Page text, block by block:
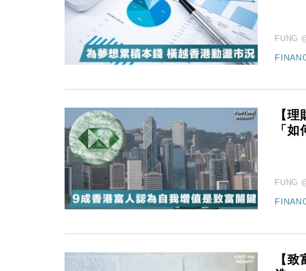
FUNG
【
「
FUNG
【